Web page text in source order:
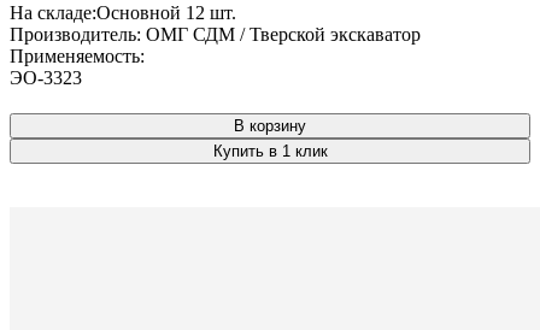
На складе:Основной 12 шт.
Производитель: ОМГ СДМ / Тверской экскаватор
Применяемость:
ЭО-3323
В корзину
Купить в 1 клик